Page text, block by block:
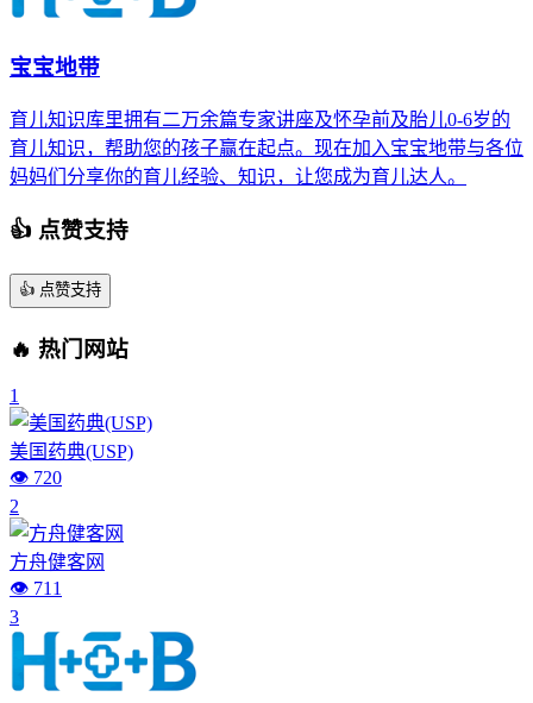
宝宝地带
育儿知识库里拥有二万余篇专家讲座及怀孕前及胎儿0-6岁的
育儿知识，帮助您的孩子赢在起点。现在加入宝宝地带与各位
妈妈们分享你的育儿经验、知识，让您成为育儿达人。
👍 点赞支持
👍 点赞支持
🔥 热门网站
1
美国药典(USP)
👁️ 720
2
方舟健客网
👁️ 711
3